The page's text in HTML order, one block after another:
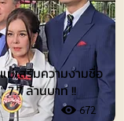
เสริมความงามชื่อ
7.7 ล้านบาท !!
672